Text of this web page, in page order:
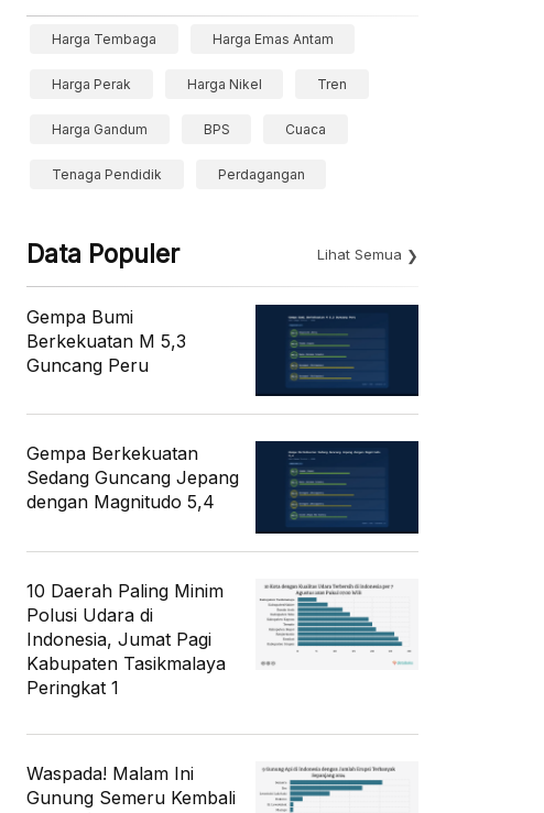
Harga Tembaga Harga Emas Antam
Harga Perak Harga Nikel Tren
Harga Gandum BPS Cuaca
Tenaga Pendidik Perdagangan
Data Populer Lihat Semua
Gempa Bumi
Berkekuatan M 5,3
Guncang Peru
Gempa Berkekuatan
Sedang Guncang Jepang
dengan Magnitudo 5,4
10 Daerah Paling Minim
Polusi Udara di
Indonesia, Jumat Pagi
Kabupaten Tasikmalaya
Peringkat 1
Waspada! Malam Ini
Gunung Semeru Kembali